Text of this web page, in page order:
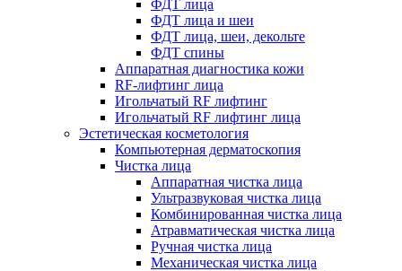
ФДТ лица
ФДТ лица и шеи
ФДТ лица, шеи, декольте
ФДТ спины
Аппаратная диагностика кожи
RF-лифтинг лица
Игольчатый RF лифтинг
Игольчатый RF лифтинг лица
Эстетическая косметология
Компьютерная дерматоскопия
Чистка лица
Аппаратная чистка лица
Ультразвуковая чистка лица
Комбинированная чистка лица
Атравматическая чистка лица
Ручная чистка лица
Механическая чистка лица